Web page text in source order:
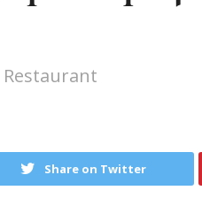
Restaurant
Share on Twitter